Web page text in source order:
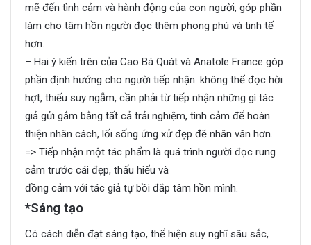
mẽ đến tình cảm và hành động của con người, góp phần
làm cho tâm hồn người đọc thêm phong phú và tinh tế
hơn.
– Hai ý kiến trên của Cao Bá Quát và Anatole France góp
phần định hướng cho người tiếp nhận: không thể đọc hời
hợt, thiếu suy ngẫm, cần phải từ tiếp nhận những gì tác
giả gửi gắm bằng tất cả trải nghiệm, tình cảm để hoàn
thiện nhân cách, lối sống ứng xử đẹp đẽ nhân văn hơn.
=> Tiếp nhận một tác phẩm là quá trình người đọc rung
cảm trước cái đẹp, thấu hiểu và
đồng cảm với tác giả tự bồi đắp tâm hồn mình.
*Sáng tạo
Có cách diễn đạt sáng tạo, thể hiện suy nghĩ sâu sắc,